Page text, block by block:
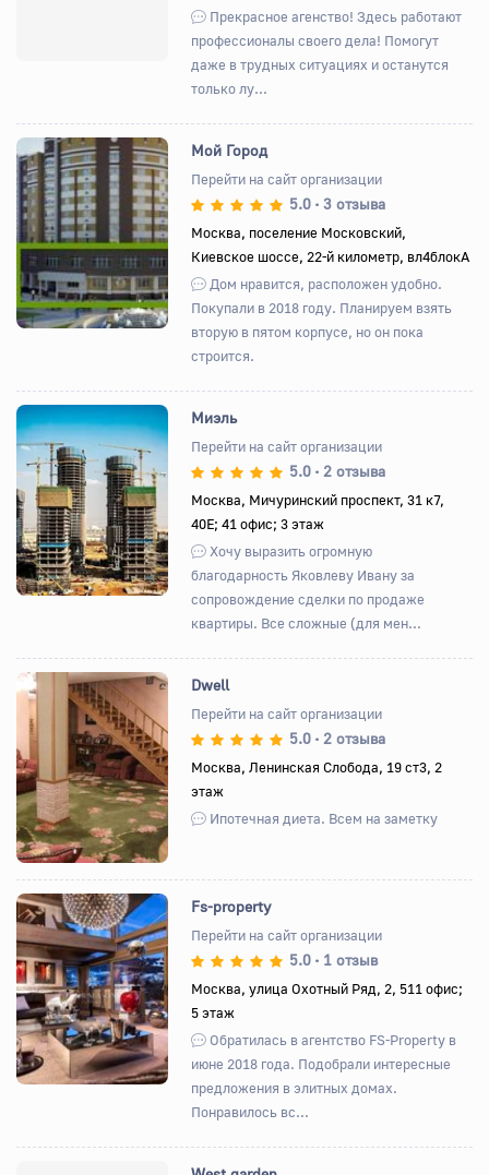
Прекрасное агенство! Здесь работают
профессионалы своего дела! Помогут
даже в трудных ситуациях и останутся
только лу...
Назад Вперед
Мой Город
Перейти на сайт организации
5.0 • 3 отзыва
Москва, поселение Московский,
Киевское шоссе, 22-й километр, вл4блокА
Дом нравится, расположен удобно.
Покупали в 2018 году. Планируем взять
вторую в пятом корпусе, но он пока
строится.
Назад Вперед
Миэль
Перейти на сайт организации
5.0 • 2 отзыва
Москва, Мичуринский проспект, 31 к7,
40Е; 41 офис; 3 этаж
Хочу выразить огромную
благодарность Яковлеву Ивану за
сопровождение сделки по продаже
квартиры. Все сложные (для мен...
Назад Вперед
Dwell
Перейти на сайт организации
5.0 • 2 отзыва
Москва, Ленинская Слобода, 19 ст3, 2
этаж
Ипотечная диета. Всем на заметку
Назад Вперед
Fs-property
Перейти на сайт организации
5.0 • 1 отзыв
Москва, улица Охотный Ряд, 2, 511 офис;
5 этаж
Обратилась в агентство FS-Property в
июне 2018 года. Подобрали интересные
предложения в элитных домах.
Понравилось вс...